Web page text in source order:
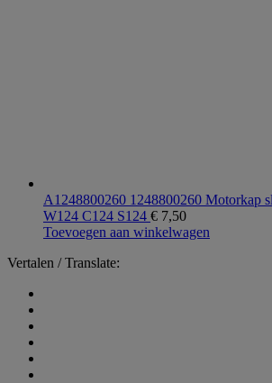
A1248800260 1248800260 Motorkap
W124 C124 S124 € 7,50
Toevoegen aan winkelwagen
Vertalen / Translate: